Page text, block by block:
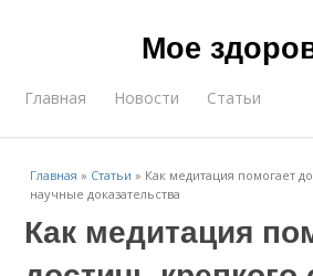
Мое
Главная Новости Статьи
Главная » Статьи » Как медитация помогает
научные доказательства
Как медитация